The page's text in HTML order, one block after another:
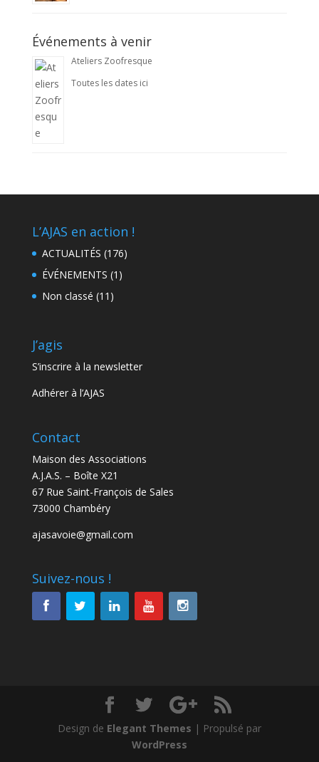
Événements à venir
Ateliers Zoofresque
Toutes les dates ici
L’AJAS en action !
ACTUALITÉS (176)
ÉVÉNEMENTS (1)
Non classé (11)
J’agis
S’inscrire à la newsletter
Adhérer à l’AJAS
Contact
Maison des Associations
A.J.A.S. – Boîte X21
67 Rue Saint-François de Sales
73000 Chambéry
ajasavoie@gmail.com
Suivez-nous !
Design de Elegant Themes | Propulsé par
WordPress